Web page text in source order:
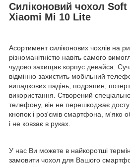
Силіконовий чохол
Xiaomi Mi 10 Lite
Асортимент силіконових чохлів на
різноманітністю навіть самого
чудово захищає корпус девайса.
відмінно захистить мобільний
випадкових падінь, подряпин,
використання. Створений
телефону, він не перешкоджає
кнопок і роз'ємів смартфона, м'яко
і не ковзає в руках.
У нас Ви можете в найкоротші
замовити чохол для Вашого